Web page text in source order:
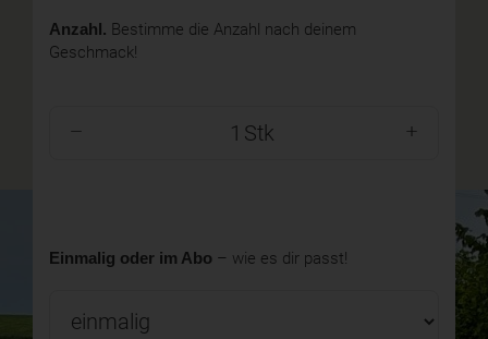
Anzahl. Bestimme die Anzahl nach deinem
Geschmack!
Stk
Einmalig oder im Abo – wie es dir passt!